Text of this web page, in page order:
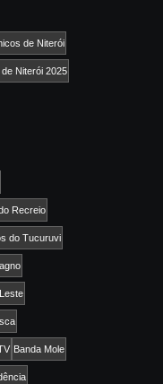
de Niterói
Niterói 2025
Recreio
do Tucuruvi
Banda Mole